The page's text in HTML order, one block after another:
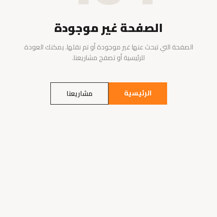
الصفحة غير موجودة
الصفحة التي تبحث عنها غير موجودة أو تم نقلها. يمكنك العودة
للرئيسية أو تصفح مشاريعنا.
الرئيسية مشاريعنا